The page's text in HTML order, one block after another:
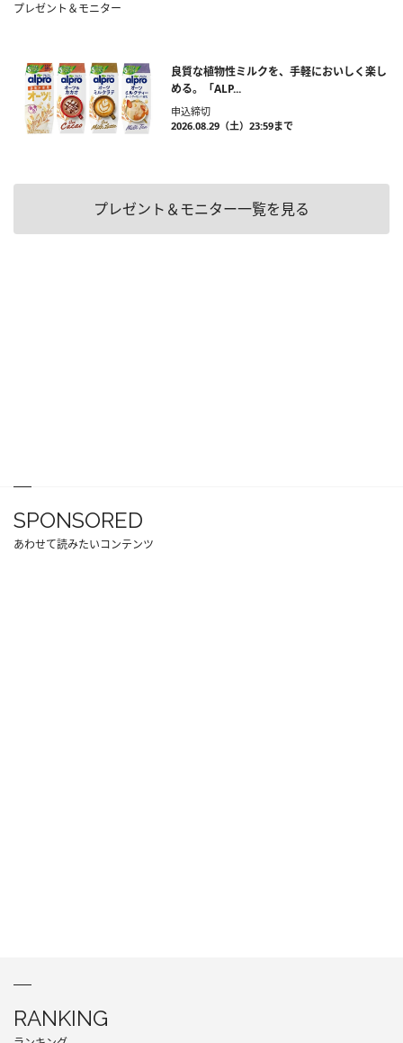
プレゼント＆モニター
良質な植物性ミルクを、手軽においしく楽し
める。「ALP...
申込締切
2026.08.29（土）23:59まで
プレゼント＆モニター一覧を見る
SPONSORED
あわせて読みたいコンテンツ
RANKING